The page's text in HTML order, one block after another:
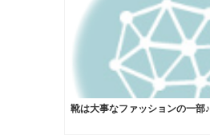
靴は大事なファッションの一部♪